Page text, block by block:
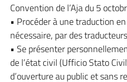
Convention de l’Aja du 5
• Procéder à une traduction
nécessaire, par des
• Se présenter
de l’état civil (Ufficio Stato
d’ouverture au public et sans